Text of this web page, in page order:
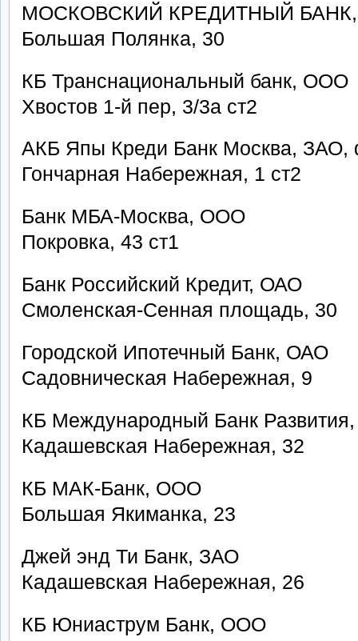
МОСКОВСКИЙ КРЕДИТНЫЙ
Большая Полянка, 30
КБ Транснациональный банк, ООО
Хвостов 1-й пер, 3/3а ст2
АКБ Япы Креди Банк Москва, ЗАО,
Гончарная Набережная, 1 ст2
Банк МБА-Москва, ООО
Покровка, 43 ст1
Банк Российский Кредит, ОАО
Смоленская-Сенная площадь, 30
Городской Ипотечный Банк, ОАО
Садовническая Набережная, 9
КБ Международный Банк
Кадашевская Набережная, 32
КБ МАК-Банк, ООО
Большая Якиманка, 23
Джей энд Ти Банк, ЗАО
Кадашевская Набережная, 26
КБ Юниаструм Банк, ООО